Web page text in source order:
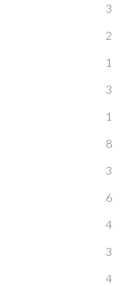
3
2
1
3
1
8
3
6
4
3
4